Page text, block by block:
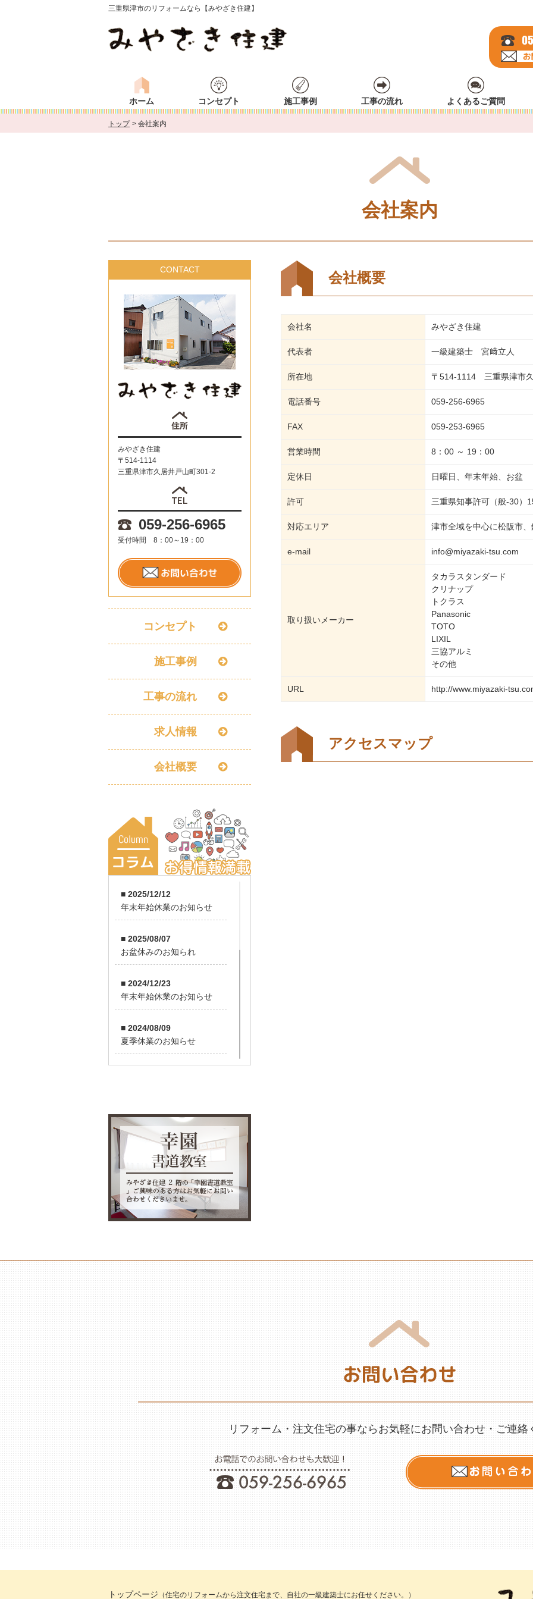
三重県津市のリフォームなら【みやざき住建】
ホーム コンセプト 施工事例 工事の流れ よくあるご質問
トップ 会社案内
会社案内
会社概要
会社名 みやざき住建
代表者 一級建築士 宮﨑立人
所在地 〒514-1114 三重県津市
電話番号 059-256-6965
FAX 059-253-6965
営業時間 8：00 ～ 19：00
定休日 日曜日、年末年始、お盆
許可 三重県知事許可（般-30）
対応エリア 津市全域を中心に松阪市
e-mail info@miyazaki-tsu.com
取り扱いメーカー
タカラスタンダード
クリナップ
トクラス
Panasonic
TOTO
LIXIL
三協アルミ
その他
URL http://www.miyazaki-
アクセスマップ
CONTACT
みやざき住建
〒514-1114
三重県津市久居井戸山町301-2
059-256-6965
受付時間 8：00～19：00
コンセプト
施工事例
工事の流れ
求人情報
会社概要
■ 2025/12/12
年末年始休業のお知らせ
■ 2025/08/07
お盆休みのお知られ
■ 2024/12/23
年末年始休業のお知らせ
■ 2024/08/09
夏季休業のお知らせ
■ 2023/08/03
夏季休業のお知らせ
■ 2022/12/29
年末年始休業のお知らせ
■ 2022/11/29
鈴鹿市A様邸木造2階建て
■ 2022/07/29
津市M様邸新築工事引渡し
■ 2021/12/29
年末年始休業のお知られ
リフォーム・注文住宅の事ならお気軽にお問い合わせ・ご連絡
トップページ （住宅のリフォームから注文住宅まで、自社の一級建築士にお任せください。）